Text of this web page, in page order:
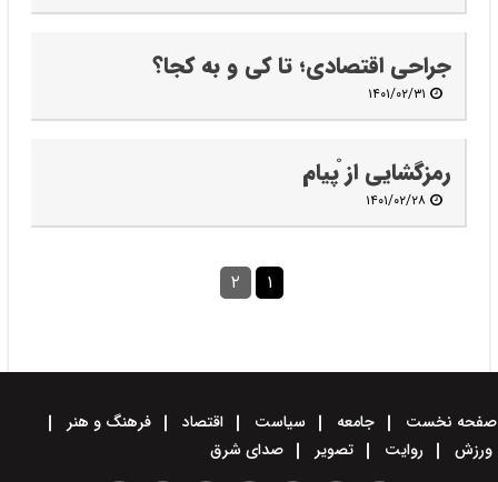
جراحی اقتصادی؛ تا کی و به کجا؟
۱۴۰۱/۰۲/۳۱
رمزگشایی از ْپیام
۱۴۰۱/۰۲/۲۸
۱ ۲
صفحه نخست جامعه سیاست اقتصاد
فرهنگ و هنر
ورزش
روایت تصویر صدای شرق